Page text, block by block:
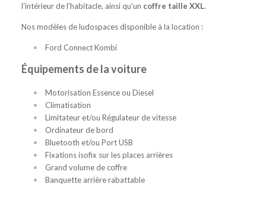
l'intérieur de l'habitacle, ainsi qu'un coffre taille XXL.
Nos modèles de ludospaces disponible à la location :
Ford Connect Kombi
Équipements de la voiture
Motorisation Essence ou Diesel
Climatisation
Limitateur et/ou Régulateur de vitesse
Ordinateur de bord
Bluetooth et/ou Port USB
Fixations isofix sur les places arrières
Grand volume de coffre
Banquette arrière rabattable